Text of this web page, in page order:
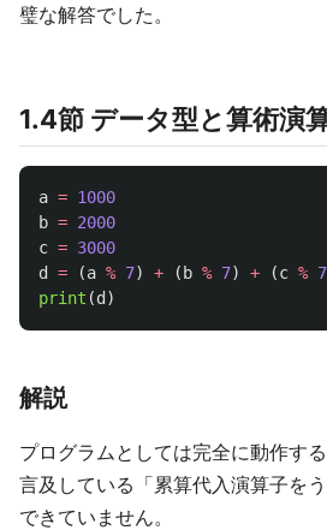
璧な解答でした。
1.4節 データ型と算術演
a = 1000
b = 2000
c = 3000
d
= (a % 7) + ( b % 7) + (c % 7
print (d )
解説
プログラムとしては完全に動作す
言及している「累算代入演算子を
できていません。